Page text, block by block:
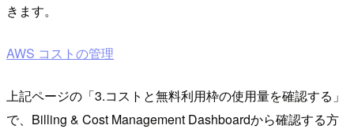
きます。
AWS コストの管理
上記ページの「3.コストと無料利用枠の使用量を確認する」
で、Billing & Cost Management Dashboardから確認する方